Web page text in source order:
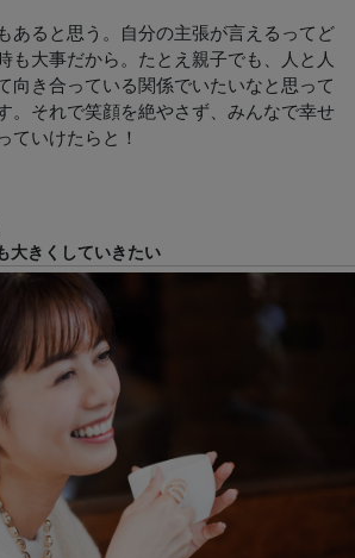
あると思う。自分の主張が言えるってど
も大事だから。たとえ親子でも、人と人
向き合っている関係でいたいなと思って
。それで笑顔を絶やさず、みんなで幸せ
ていけたらと！
大きくしていきたい